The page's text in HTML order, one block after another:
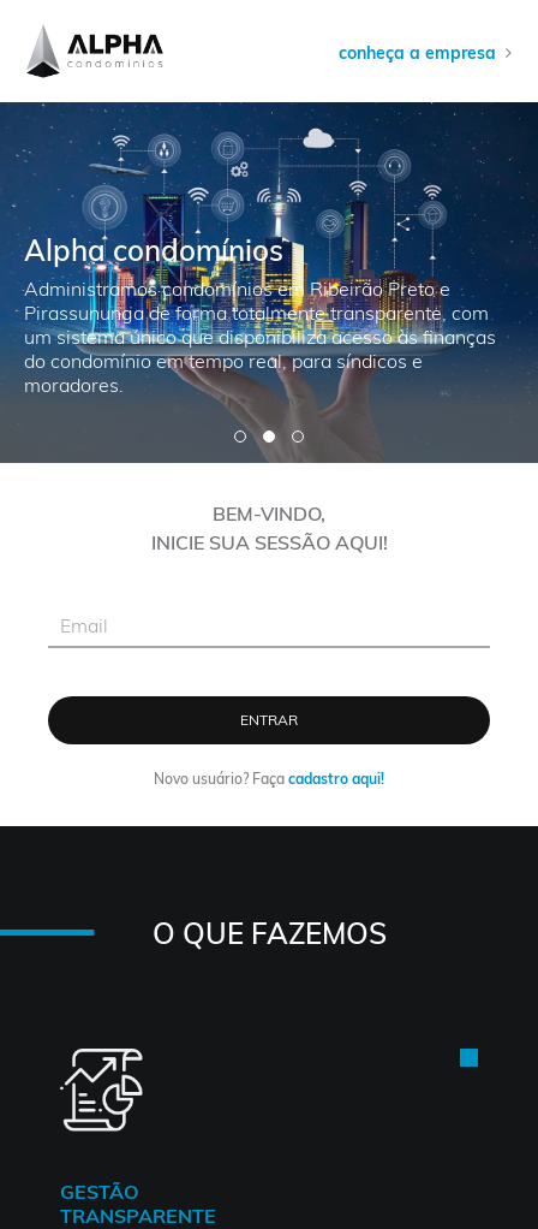
conheça a empresa
Alpha condomínios
Administramos condomínios em Ribeirão Preto e
Pirassununga de forma totalmente transparente, com
um sistema único que disponibiliza acesso às finanças
do condomínio em tempo real, para síndicos e
moradores.
BEM-VINDO,
INICIE SUA SESSÃO AQUI!
ENTRAR
Novo usuário? Faça cadastro aqui!
O QUE FAZEMOS
GESTÃO
TRANSPARENTE